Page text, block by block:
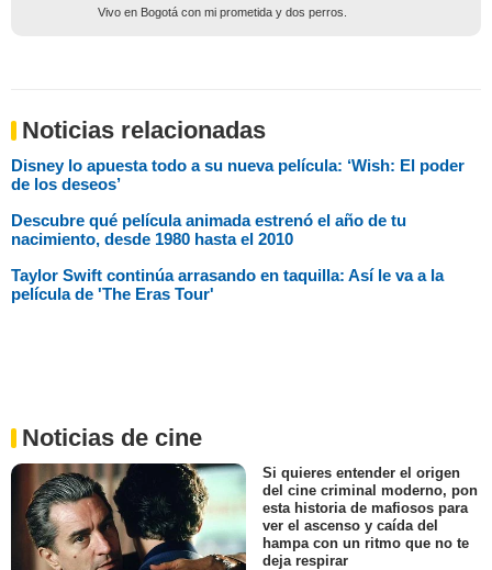
Vivo en Bogotá con mi prometida y dos perros.
Noticias relacionadas
Disney lo apuesta todo a su nueva película: ‘Wish: El poder
de los deseos’
Descubre qué película animada estrenó el año de tu
nacimiento, desde 1980 hasta el 2010
Taylor Swift continúa arrasando en taquilla: Así le va a la
película de 'The Eras Tour'
Noticias de cine
Si quieres entender el origen
del cine criminal moderno, pon
esta historia de mafiosos para
ver el ascenso y caída del
hampa con un ritmo que no te
deja respirar